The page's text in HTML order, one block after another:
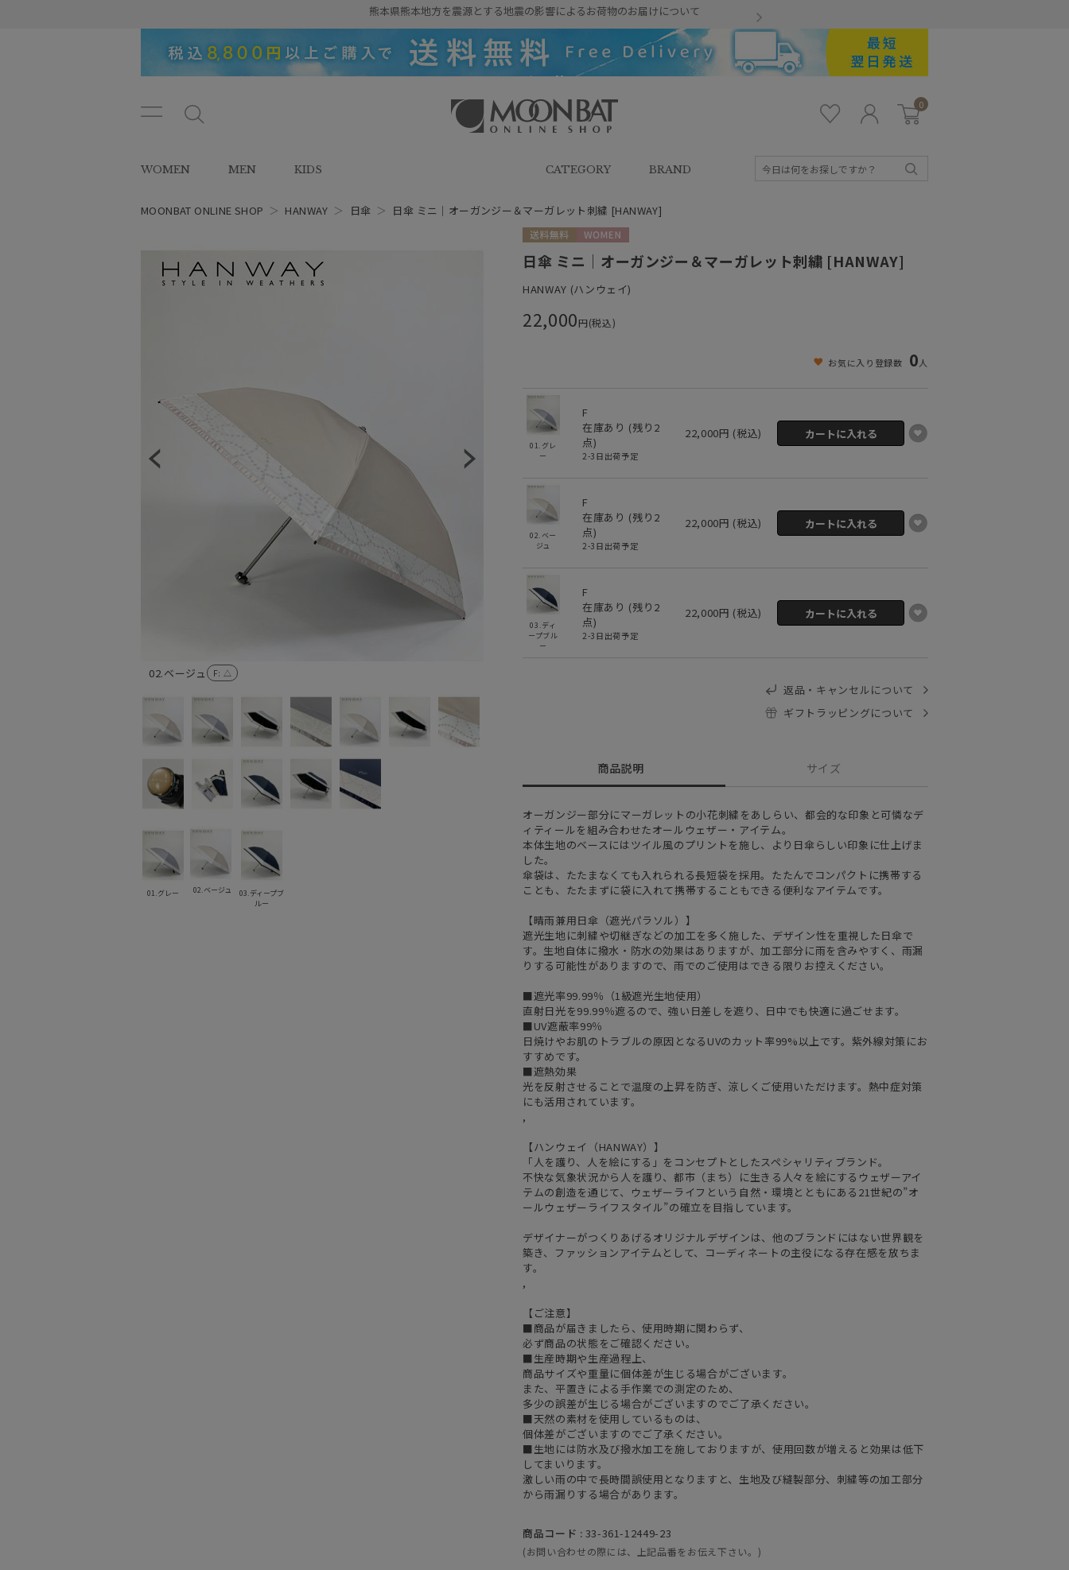
熊本県熊本地方を震源とする地震の影響によるお荷物のお届けについて
ン
ュ
ー
タ
SHOP（ムーンバットオンラインシ
イ
ン
0
WOMEN MEN KIDS CATEGORY BRAND
MOONBAT ONLINE SHOP ＞ HANWAY ＞ 日傘 ＞ 日傘 ミニ｜オーガンジー＆マーガレット刺繍 [HANWAY]
02.ベージュ F: △
01.グレー 02.ベージュ
03.ディープブ
ルー
日傘 ミニ｜オーガンジー＆マーガレット刺繍 [HANWAY]
HANWAY (ハンウェイ)
22,000円(税込)
お気に入り登録数 0人
01.グレ
ー
F
在庫あり (残り 2
点)
2-3日出荷予定
22,000円 (税込)
02.ベー
ジュ
F
在庫あり (残り 2
点)
2-3日出荷予定
22,000円 (税込)
03.ディ
ープブル
ー
F
在庫あり (残り 2
点)
2-3日出荷予定
22,000円 (税込)
返品・キャンセルについて
ギフトラッピングについて
商品説明 サイズ
オーガンジー部分にマーガレットの小花刺繍をあしらい、都会的な印象と可憐なデ
ィティールを組み合わせたオールウェザー・アイテム。
本体生地のベースにはツイル風のプリントを施し、より日傘らしい印象に仕上げま
した。
傘袋は、たたまなくても入れられる長短袋を採用。たたんでコンパクトに携帯する
ことも、たたまずに袋に入れて携帯することもできる便利なアイテムです。
【晴雨兼用日傘（遮光パラソル）】
遮光生地に刺繍や切継ぎなどの加工を多く施した、デザイン性を重視した日傘で
す。生地自体に撥水・防水の効果はありますが、加工部分に雨を含みやすく、雨漏
りする可能性がありますので、雨でのご使用はできる限りお控えください。
■遮光率99.99％（1級遮光生地使用）
直射日光を99.99％遮るので、強い日差しを遮り、日中でも快適に過ごせます。
■UV遮蔽率99％
日焼けやお肌のトラブルの原因となるUVのカット率99%以上です。紫外線対策にお
すすめです。
■遮熱効果
光を反射させることで温度の上昇を防ぎ、涼しくご使用いただけます。熱中症対策
にも活用されています。
,
【ハンウェイ（HANWAY）】
「人を護り、人を絵にする」をコンセプトとしたスペシャリティブランド。
不快な気象状況から人を護り、都市（まち）に生きる人々を絵にするウェザーアイ
テムの創造を通じて、ウェザーライフという自然・環境とともにある21世紀の”オ
ールウェザーライフスタイル”の確立を目指しています。
デザイナーがつくりあげるオリジナルデザインは、他のブランドにはない世界観を
築き、ファッションアイテムとして、コーディネートの主役になる存在感を放ちま
す。
,
【ご注意】
■商品が届きましたら、使用時期に関わらず、
必ず商品の状態をご確認ください。
■生産時期や生産過程上、
商品サイズや重量に個体差が生じる場合がございます。
また、平置きによる手作業での測定のため、
多少の誤差が生じる場合がございますのでご了承ください。
■天然の素材を使用しているものは、
個体差がございますのでご了承ください。
■生地には防水及び撥水加工を施しておりますが、使用回数が増えると効果は低下
してまいります。
激しい雨の中で長時間誤使用となりますと、生地及び縫製部分、刺繍等の加工部分
から雨漏りする場合があります。
商品コード : 33-361-12449-23
(お問い合わせの際には、上記品番をお伝え下さい。)